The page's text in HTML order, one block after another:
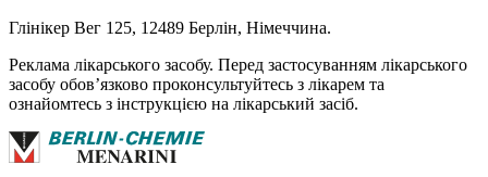
Глінікер Вег 125, 12489 Берлін, Німеччина.
Реклама лікарського засобу. Перед застосуванням лікарського
засобу обов’язково проконсультуйтесь з лікарем та
ознайомтесь з інструкцією на лікарський засіб.